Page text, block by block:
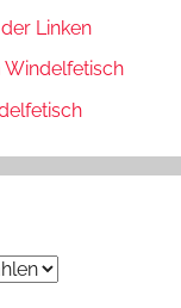
Linken
Windelfetisch